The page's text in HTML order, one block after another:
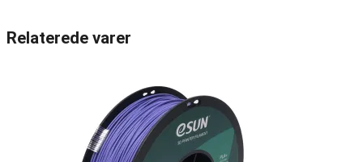
Relaterede varer